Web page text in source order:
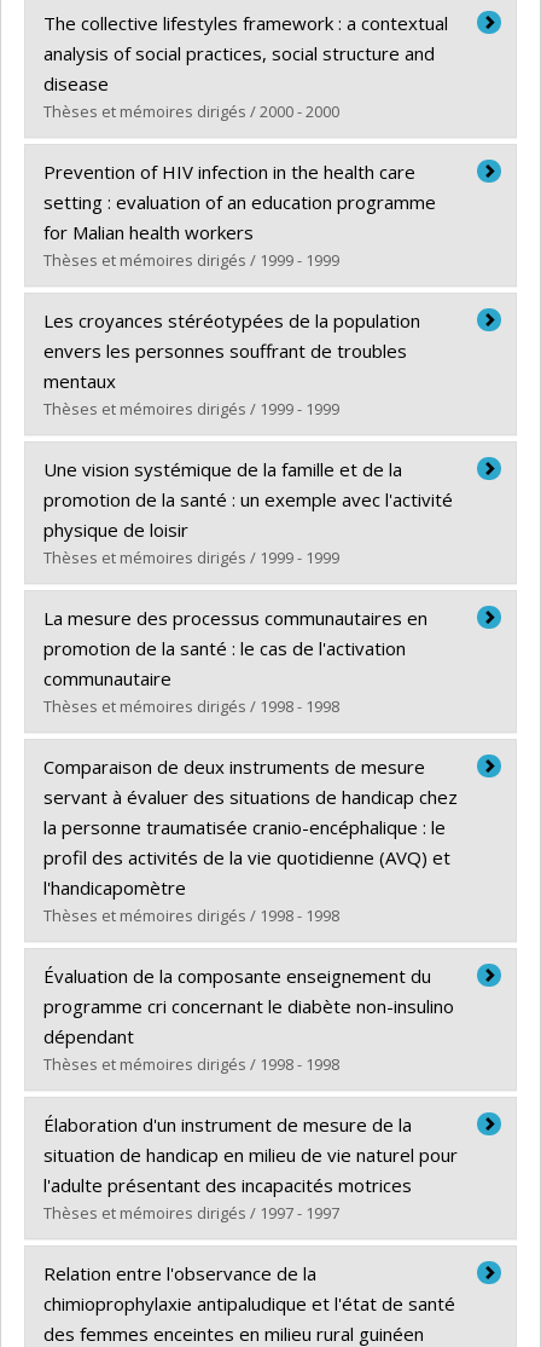
Diplômé(e) :Deschesnes, Marthe
Cycle :Doctorat
Diplôme obtenu :
Lien vers le document dans Papyrus
The collective lifestyles framework : a contextual
analysis of social practices, social structure and
disease
Thèses et mémoires dirigés / 2000 - 2000
Diplômé(e) :Frohlich, Katherine L.
Cycle :Doctorat
Diplôme obtenu :Ph. D.
Lien vers le document dans Papyrus
Prevention of HIV infection in the health care
setting : evaluation of an education programme
for Malian health workers
Thèses et mémoires dirigés / 1999 - 1999
Diplômé(e) :Dumais, Suzanne
Cycle : Maîtrise
Diplôme obtenu :
Lien vers le document dans Papyrus
Les croyances stéréotypées de la population
envers les personnes souffrant de troubles
mentaux
Thèses et mémoires dirigés / 1999 - 1999
Diplômé(e) :Lemoine, Odette
Cycle :Maîtrise
Diplôme obtenu :
Lien vers le document dans Papyrus
Une vision systémique de la famille et de la
promotion de la santé : un exemple avec l'activité
physique de loisir
Thèses et mémoires dirigés / 1999 - 1999
Diplômé(e) :Soubhi, Hassan
Cycle :Doctorat
Diplôme obtenu :
Lien vers le document dans Papyrus
La mesure des processus communautaires en
promotion de la santé : le cas de l'activation
communautaire
Thèses et mémoires dirigés / 1998 - 1998
Diplômé(e) : Jean-Baptiste, Dieudonné
Cycle :Maîtrise
Diplôme obtenu :M. Sc.
Lien vers le document dans Papyrus
Comparaison de deux instruments de mesure
servant à évaluer des situations de handicap chez
la personne traumatisée cranio-encéphalique : le
profil des activités de la vie quotidienne (AVQ) et
l'handicapomètre
Thèses et mémoires dirigés / 1998 - 1998
Diplômé(e) : Kashindi, Gabriel
Cycle :Maîtrise
Diplôme obtenu :
Lien vers le document dans Papyrus
Évaluation de la composante enseignement du
programme cri concernant le diabète non-insulino
dépendant
Thèses et mémoires dirigés / 1998 - 1998
Diplômé(e) :Schaefer, Carmen
Cycle :Maîtrise
Diplôme obtenu :M. Sc.
Lien vers le document dans Papyrus
Élaboration d'un instrument de mesure de la
situation de handicap en milieu de vie naturel pour
l'adulte présentant des incapacités motrices
Thèses et mémoires dirigés / 1997 - 1997
Diplômé(e) :Rousseau, Jacqueline
Cycle :Doctorat
Diplôme obtenu :Ph. D.
Relation entre l'observance de la
chimioprophylaxie antipaludique et l'état de santé
des femmes enceintes en milieu rural guinéen